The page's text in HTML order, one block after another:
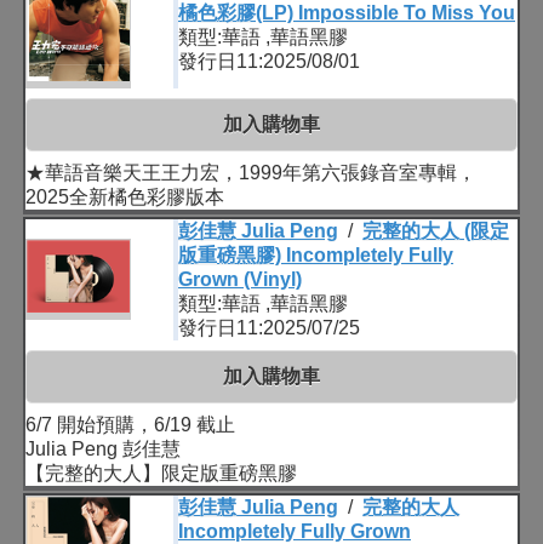
橘色彩膠(LP) Impossible To Miss You
類型:華語 ,華語黑膠
發行日11:2025/08/01
加入購物車
★華語音樂天王王力宏，1999年第六張錄音室專輯，
2025全新橘色彩膠版本
彭佳慧 Julia Peng / 完整的大人 (限定
版重磅黑膠) Incompletely Fully
Grown (Vinyl)
類型:華語 ,華語黑膠
發行日11:2025/07/25
加入購物車
6/7 開始預購，6/19 截止
Julia Peng 彭佳慧
【完整的大人】限定版重磅黑膠
彭佳慧 Julia Peng / 完整的大人
Incompletely Fully Grown